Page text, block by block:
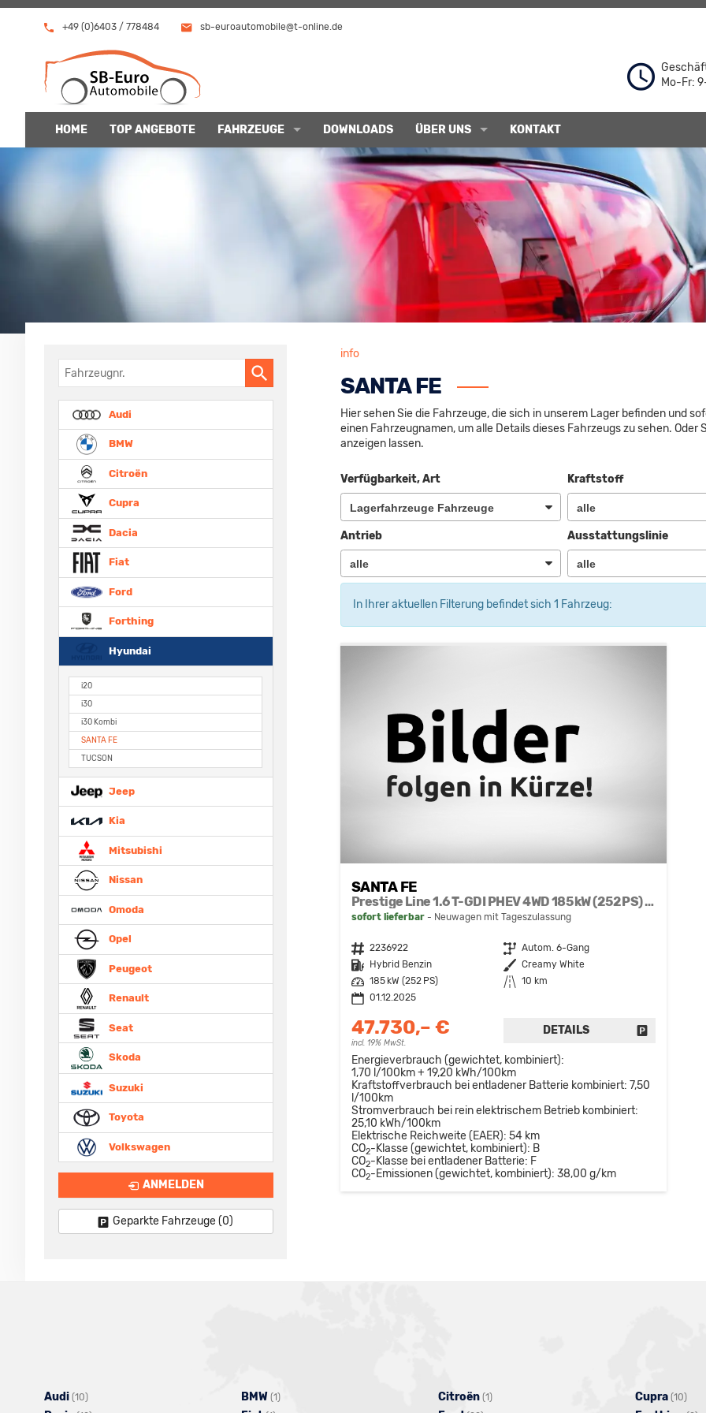
+49 (0)6403 / 778484 sb-euroautomobile@t-online.de
Mo-Fr:
HOME TOP ANGEBOTE FAHRZEUGE DOWNLOADS ÜBER UNS KONTAKT
info
SANTA FE
Hier sehen Sie die Fahrzeuge, die sich in unserem Lager befinden und
einen Fahrzeugnamen, um alle Details dieses Fahrzeugs zu sehen.
anzeigen lassen.
Verfügbarkeit, Art Kraftstoff
Antrieb Ausstattungslinie
In Ihrer aktuellen Filterung befindet sich 1 Fahrzeug:
SANTA FE
Prestige Line 1.6 T-GDI PHEV 4WD 185 kW (252 PS) Navigationssystem, 360 Grad Übersichtskamera, Sitzheizung, Lenkradheizung, SmartKey, Sitzbelüftung, Head-up Display, LED-Scheinwerfer, 20 Zoll Leichtmetallfelgen, uvm.
sofort lieferbar Neuwagen mit Tageszulassung
Fahrzeugnr. 2236922 Getriebe Autom. 6-Gang
Kraftstoff
Hybrid Benzin Außenfarbe Creamy White
Leistung
185 kW (252 PS) Kilometerstand
10 km
01.12.2025
47.730,– €
incl. 19% MwSt.
DETAILS
Energieverbrauch (gewichtet, kombiniert):
1,70 l/100km + 19,20 kWh/100km
Kraftstoffverbrauch bei entladener Batterie kombiniert: 7,50
l/100km
Stromverbrauch bei rein elektrischem Betrieb kombiniert:
25,10 kWh/100km
Elektrische Reichweite (EAER): 54 km
CO2-Klasse (gewichtet, kombiniert): B
CO2-Klasse bei entladener Batterie: F
CO2-Emissionen (gewichtet, kombiniert): 38,00 g/km
Fahrzeugnr.
Audi
BMW
Citroën
Cupra
Dacia
Fiat
Ford
Forthing
Hyundai
i20
i30
i30 Kombi
SANTA FE
TUCSON
Jeep
Kia
Mitsubishi
Nissan
Omoda
Opel
Peugeot
Renault
Seat
Skoda
Suzuki
Toyota
Volkswagen
ANMELDEN
Geparkte Fahrzeuge (0)
Audi (10) BMW (1) Citroën (1) Cupra (10)